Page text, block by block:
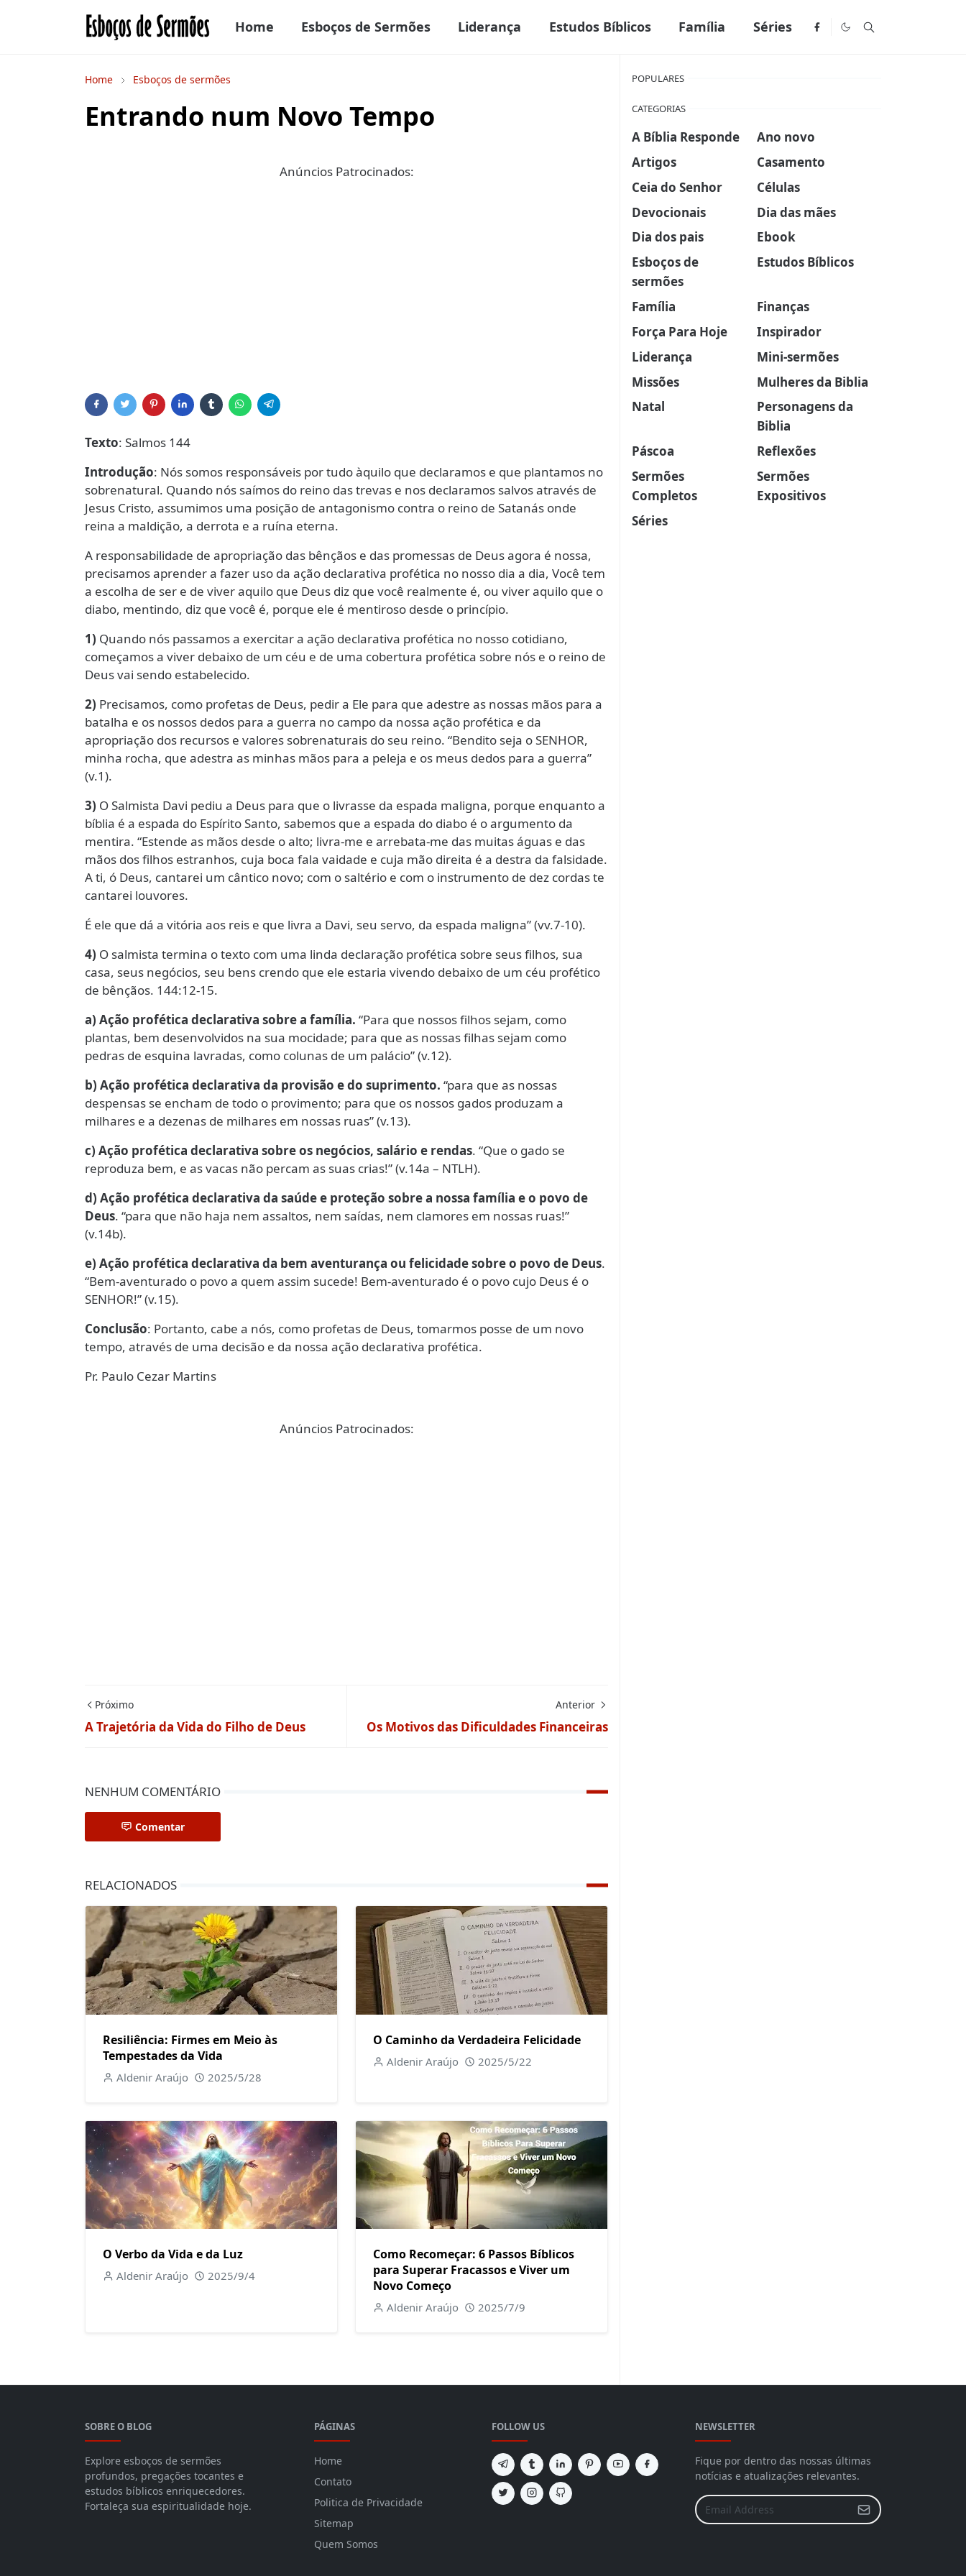
Home Esboços de Sermões Liderança Estudos Bíblicos Família Séries
Home Esboços de sermões
Entrando num Novo Tempo
Anúncios Patrocinados:
Texto: Salmos 144
Introdução: Nós somos responsáveis por tudo àquilo que declaramos e que plantamos no
sobrenatural. Quando nós saímos do reino das trevas e nos declaramos salvos através de
Jesus Cristo, assumimos uma posição de antagonismo contra o reino de Satanás onde
reina a maldição, a derrota e a ruína eterna.
A responsabilidade de apropriação das bênçãos e das promessas de Deus agora é nossa,
precisamos aprender a fazer uso da ação declarativa profética no nosso dia a dia, Você tem
a escolha de ser e de viver aquilo que Deus diz que você realmente é, ou viver aquilo que o
diabo, mentindo, diz que você é, porque ele é mentiroso desde o princípio.
1) Quando nós passamos a exercitar a ação declarativa profética no nosso cotidiano,
começamos a viver debaixo de um céu e de uma cobertura profética sobre nós e o reino de
Deus vai sendo estabelecido.
2) Precisamos, como profetas de Deus, pedir a Ele para que adestre as nossas mãos para a
batalha e os nossos dedos para a guerra no campo da nossa ação profética e da
apropriação dos recursos e valores sobrenaturais do seu reino. “Bendito seja o SENHOR,
minha rocha, que adestra as minhas mãos para a peleja e os meus dedos para a guerra”
(v.1).
3) O Salmista Davi pediu a Deus para que o livrasse da espada maligna, porque enquanto a
bíblia é a espada do Espírito Santo, sabemos que a espada do diabo é o argumento da
mentira. “Estende as mãos desde o alto; livra-me e arrebata-me das muitas águas e das
mãos dos filhos estranhos, cuja boca fala vaidade e cuja mão direita é a destra da falsidade.
A ti, ó Deus, cantarei um cântico novo; com o saltério e com o instrumento de dez cordas te
cantarei louvores.
É ele que dá a vitória aos reis e que livra a Davi, seu servo, da espada maligna” (vv.7-10).
4) O salmista termina o texto com uma linda declaração profética sobre seus filhos, sua
casa, seus negócios, seu bens crendo que ele estaria vivendo debaixo de um céu profético
de bênçãos. 144:12-15.
a) Ação profética declarativa sobre a família. “Para que nossos filhos sejam, como
plantas, bem desenvolvidos na sua mocidade; para que as nossas filhas sejam como
pedras de esquina lavradas, como colunas de um palácio” (v.12).
b) Ação profética declarativa da provisão e do suprimento. “para que as nossas
despensas se encham de todo o provimento; para que os nossos gados produzam a
milhares e a dezenas de milhares em nossas ruas” (v.13).
c) Ação profética declarativa sobre os negócios, salário e rendas. “Que o gado se
reproduza bem, e as vacas não percam as suas crias!” (v.14a – NTLH).
d) Ação profética declarativa da saúde e proteção sobre a nossa família e o povo de
Deus. “para que não haja nem assaltos, nem saídas, nem clamores em nossas ruas!”
(v.14b).
e) Ação profética declarativa da bem aventurança ou felicidade sobre o povo de Deus.
“Bem-aventurado o povo a quem assim sucede! Bem-aventurado é o povo cujo Deus é o
SENHOR!” (v.15).
Conclusão: Portanto, cabe a nós, como profetas de Deus, tomarmos posse de um novo
tempo, através de uma decisão e da nossa ação declarativa profética.
Pr. Paulo Cezar Martins
Anúncios Patrocinados:
Próximo
A Trajetória da Vida do Filho de Deus
Anterior
Os Motivos das Dificuldades Financeiras
NENHUM COMENTÁRIO
Comentar
RELACIONADOS
Resiliência: Firmes em Meio às
Tempestades da Vida
Aldenir Araújo 2025/5/28
O Caminho da Verdadeira Felicidade
Aldenir Araújo 2025/5/22
O Verbo da Vida e da Luz
Aldenir Araújo 2025/9/4
Como Recomeçar: 6 Passos Bíblicos
para Superar Fracassos e Viver um
Novo Começo
Aldenir Araújo 2025/7/9
POPULARES
CATEGORIAS
A Bíblia Responde
Ano novo
Artigos
Casamento
Ceia do Senhor
Células
Devocionais
Dia das mães
Dia dos pais
Ebook
Esboços de
sermões
Estudos Bíblicos
Família
Finanças
Força Para Hoje
Inspirador
Liderança
Mini-sermões
Missões
Mulheres da Biblia
Natal
Personagens da
Biblia
Páscoa
Reflexões
Sermões
Completos
Sermões
Expositivos
Séries
SOBRE O BLOG
Explore esboços de sermões
profundos, pregações tocantes e
estudos bíblicos enriquecedores.
Fortaleça sua espiritualidade hoje.
PÁGINAS
Home
Contato
Politica de Privacidade
Sitemap
Quem Somos
FOLLOW US NEWSLETTER
Fique por dentro das nossas últimas
notícias e atualizações relevantes.